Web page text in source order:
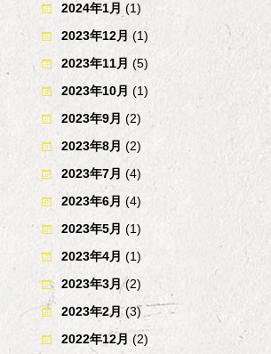
2024年1月 (1)
2023年12月 (1)
2023年11月 (5)
2023年10月 (1)
2023年9月 (2)
2023年8月 (2)
2023年7月 (4)
2023年6月 (4)
2023年5月 (1)
2023年4月 (1)
2023年3月(2)
2023年2月(3)
2022年12月 (2)